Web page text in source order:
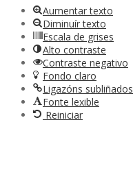
Aumentar texto
Diminuír texto
Escala de grises
Alto contraste
Contraste negativo
Fondo claro
Ligazóns subliñados
Fonte lexible
Reiniciar